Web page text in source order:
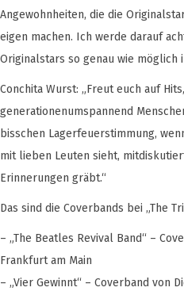
Angewohnheiten, die die
eigen machen. Ich werde darauf
Originalstars so genau wie möglich
Conchita Wurst: „Freut euch auf
generationenumspannend
bisschen Lagerfeuerstimmung,
mit lieben Leuten sieht,
Erinnerungen gräbt.“
Das sind die Coverbands bei „The
– „The Beatles Revival Band“ –
Frankfurt am Main
– „Vier Gewinnt“ – Coverband von